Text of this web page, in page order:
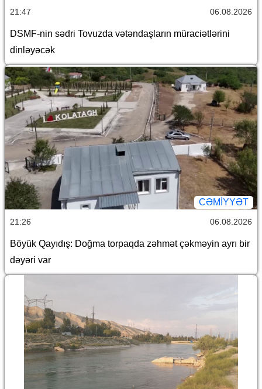
21:47 06.08.2026
DSMF-nin sədri Tovuzda vətəndaşların müraciətlərini
dinləyəcək
CƏMİYYƏT
21:26 06.08.2026
Böyük Qayıdış: Doğma torpaqda zəhmət çəkməyin ayrı bir
dəyəri var